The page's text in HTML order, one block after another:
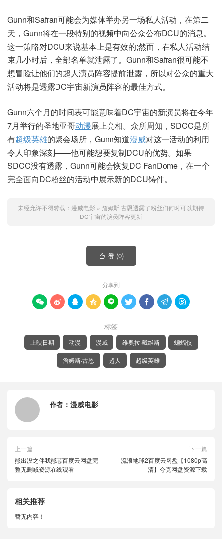
Gunn和Safran可能会为媒体举办另一场私人活动，在第二
天，Gunn将在一段特别的视频中向公众公布DCU的消息。
这一策略对DCU来说基本上是有效的;然而，在私人活动结
束几小时后，全部名单就泄露了。Gunn和Safran很可能不
想冒险让他们的超人演员阵容提前泄露，所以对公众的重大
活动将是透露DC宇宙新演员阵容的最佳方式。
Gunn六个月的时间表可能意味着DC宇宙的新演员将在今年
7月举行的圣地亚哥动漫展上亮相。众所周知，SDCC是所
有超级英雄的聚会场所，Gunn知道漫威对这一活动的利用
令人印象深刻——他可能想要复制DCU的优势。如果
SDCC没有透露，Gunn可能会恢复DC FanDome，在一个
完全面向DC粉丝的活动中展示新的DCU铸件。
未经允许不得转载： 漫威电影 » 詹姆斯·古恩透露了粉丝们何时可以期待
DC宇宙的演员阵容更新
 赞 (0)
分享到
        
标签
上映日期 动漫 漫威 维奥拉·戴维斯 蝙蝠侠
詹姆斯·古恩 超人 超级英雄
作者： 漫威电影
上一篇
熊出没之伴我熊芯百度云网盘完
整无删减资源在线观看
下一篇
流浪地球2百度云网盘【1080p高
清】夸克网盘资源下载
相关推荐
暂无内容！